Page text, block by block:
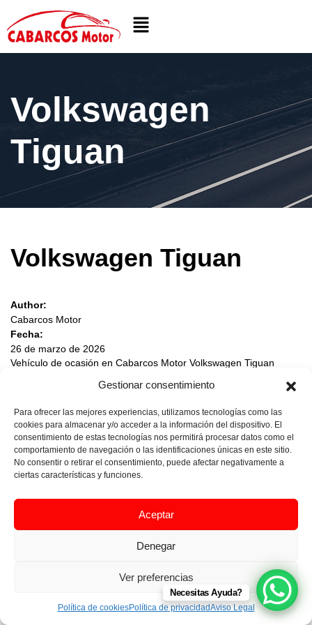
Gestionar consentimiento
Para ofrecer las mejores experiencias, utilizamos tecnologías como las
cookies para almacenar y/o acceder a la información del dispositivo. El
consentimiento de estas tecnologías nos permitirá procesar datos como el
comportamiento de navegación o las identificaciones únicas en este sitio.
No consentir o retirar el consentimiento, puede afectar negativamente a
ciertas características y funciones.
Aceptar
Denegar
Ver preferencias
Política de cookiesPolítica de privacidadAviso Legal
Volkswagen
Tiguan
Volkswagen Tiguan
Author:
Cabarcos Motor
Fecha:
26 de marzo de 2026
Vehículo de ocasión en Cabarcos Motor Volkswagen Tiguan
110.000 km Matriculación 29/08/2019 Combustible Diésel Cambio
23.500 € Garantía incluida 12 meses IVA deducible Sí %
Financiación a medida Te ayudamos a […]
Política de Privacidad |
Política de Cookies
Todos los derechos reservados.
Necesitas Ayuda?